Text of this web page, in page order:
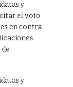
y
el voto
en contra
y